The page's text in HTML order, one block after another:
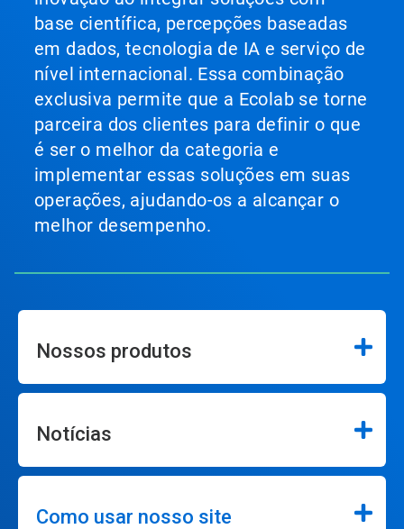
base científica, percepções baseadas
em dados, tecnologia de IA e serviço de
nível internacional. Essa combinação
exclusiva permite que a Ecolab se torne
parceira dos clientes para definir o que
é ser o melhor da categoria e
implementar essas soluções em suas
operações, ajudando-os a alcançar o
melhor desempenho.
Nossos produtos
Notícias
Como usar nosso site